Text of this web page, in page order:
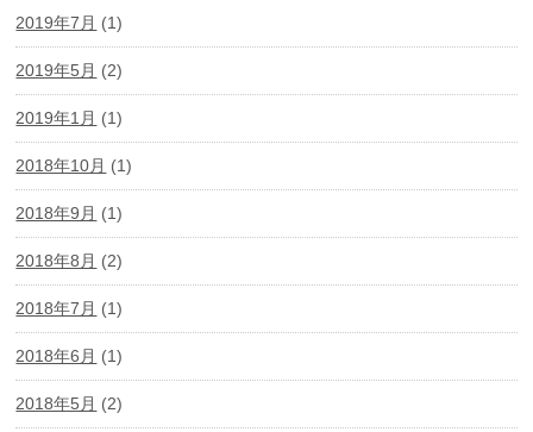
2019年7月 (1)
2019年5月 (2)
2019年1月 (1)
2018年10月 (1)
2018年9月 (1)
2018年8月 (2)
2018年7月 (1)
2018年6月 (1)
2018年5月 (2)